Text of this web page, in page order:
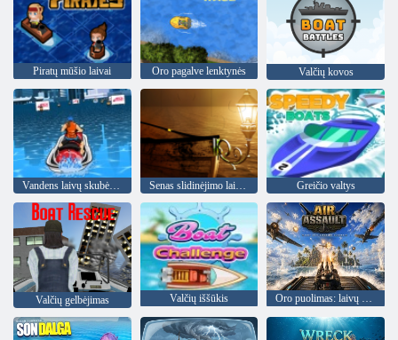
Piratų mūšio laivai Oro pagalve lenktynės Valčių kovos
Vandens laivų skubėjimas Senas slidinėjimo laivas Greičio valtys
Valčių gelbėjimas Valčių iššūkis Oro puolimas: laivų gynyba